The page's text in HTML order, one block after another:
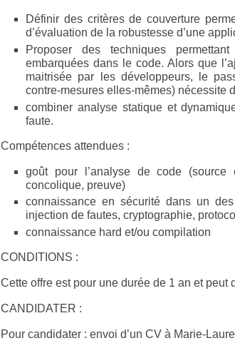
Définir des critères de couverture
d’évaluation de la robustesse d’une
Proposer des techniques
embarquées dans le code. Alors que
maitrisée par les développeurs, le
contre-mesures elles-mêmes) nécessite
combiner analyse statique et
faute.
Compétences attendues :
goût pour l’analyse de code (source
concolique, preuve)
connaissance en sécurité dans un
injection de fautes, cryptographie,
connaissance hard et/ou compilation
CONDITIONS :
Cette offre est pour une durée de 1 an et peut
CANDIDATER :
Pour candidater : envoi d’un CV à Marie-